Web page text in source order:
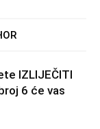
IZLIJEČITI
6 će vas